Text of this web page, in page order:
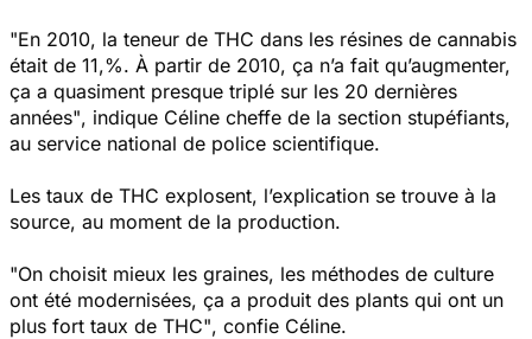
"En 2010, la teneur de THC dans les résines de cannabis
était de 11,%. À partir de 2010, ça n’a fait qu’augmenter,
ça a quasiment presque triplé sur les 20 dernières
années", indique Céline cheffe de la section stupéfiants,
au service national de police scientifique.
Les taux de THC explosent, l’explication se trouve à la
source, au moment de la production.
"On choisit mieux les graines, les méthodes de culture
ont été modernisées, ça a produit des plants qui ont un
plus fort taux de THC", confie Céline.